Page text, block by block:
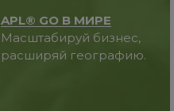
APL® GO В МИРЕ
Масштабируй бизнес,
расширяй географию.